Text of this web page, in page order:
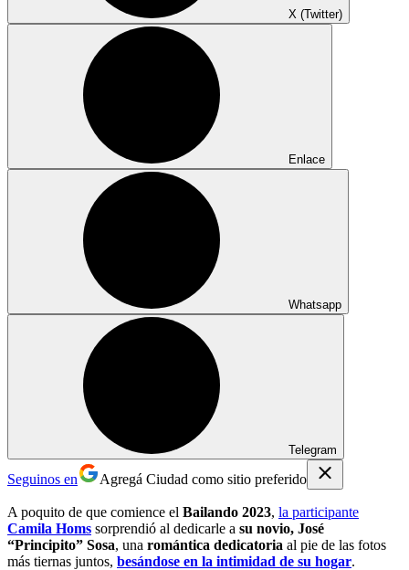
X (Twitter)
Enlace
Whatsapp
Telegram
Seguinos en Agregá Ciudad como sitio preferido
A poquito de que comience el Bailando 2023, la participante
Camila Homs sorprendió al dedicarle a su novio, José
“Principito” Sosa, una romántica dedicatoria al pie de las fotos
más tiernas juntos, besándose en la intimidad de su hogar.